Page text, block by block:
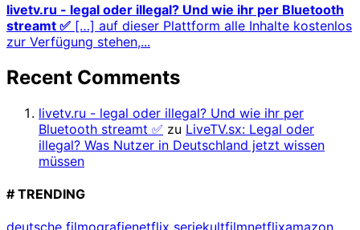
livetv.ru - legal oder illegal? Und wie ihr per Bluetooth
streamt ✅ […] auf dieser Plattform alle Inhalte kostenlos
zur Verfügung stehen,...
Recent Comments
livetv.ru - legal oder illegal? Und wie ihr per
Bluetooth streamt ✅ zu LiveTV.sx: Legal oder
illegal? Was Nutzer in Deutschland jetzt wissen
müssen
# TRENDING